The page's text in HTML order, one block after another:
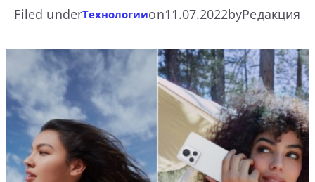
Filed underТехнологииon11.07.2022byРедакция